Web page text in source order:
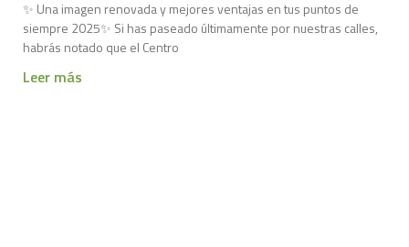
✨ Una imagen renovada y mejores ventajas en tus puntos de
siempre 2025✨ Si has paseado últimamente por nuestras calles,
habrás notado que el Centro
Leer más